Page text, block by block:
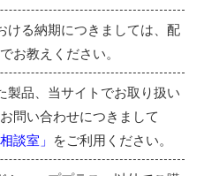
ける納期につきましては、配
お教えください。
製品、当サイトでお取り扱い
問い合わせにつきまして
談室」 をご利用ください。